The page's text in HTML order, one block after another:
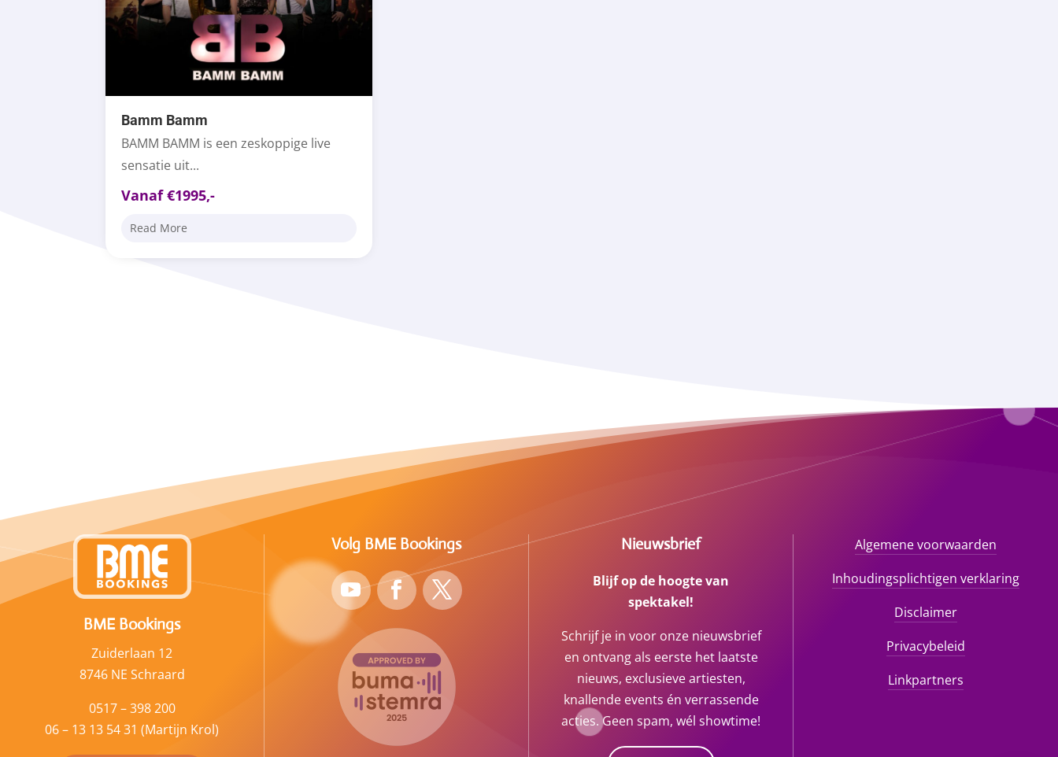
Bamm Bamm
BAMM BAMM is een zeskoppige live
sensatie uit...
Vanaf €1995,-
Read More
BME Bookings
Zuiderlaan 12
8746 NE Schraard
0517 – 398 200
06 – 13 13 54 31 (Martijn Krol)
Volg BME Bookings Nieuwsbrief
Blijf op de hoogte van
spektakel!
Schrijf je in voor onze nieuwsbrief
en ontvang als eerste het laatste
nieuws, exclusieve artiesten,
knallende events én verrassende
acties. Geen spam, wél showtime!
Algemene voorwaarden
Inhoudingsplichtigen verklaring
Disclaimer
Privacybeleid
Linkpartners